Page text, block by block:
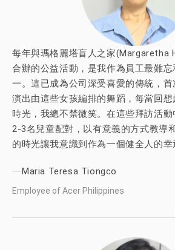
每年與瑪格麗塔盲人之家
合辦的公益活動，是我作為員工最難
一。這已成為公司深受喜愛的傳統，
演出由這些女孩編排的舞蹈，每當回
時光，我總不禁微笑。在這些拜訪活
2-3名兒童配對，以有意義的方式教導
的時光讓我意識到作為一個健全人的幸
Maria Teresa Tiongco
Employee of Acer Philippines